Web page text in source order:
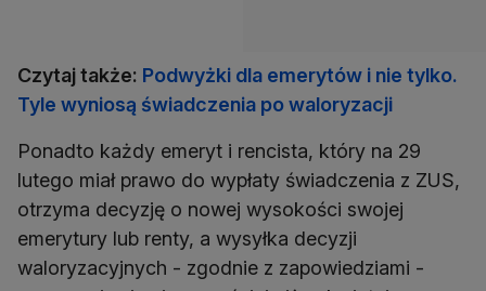
Czytaj także: Podwyżki dla emerytów i nie tylko.
Tyle wyniosą świadczenia po waloryzacji
Ponadto każdy emeryt i rencista, który na 29
lutego miał prawo do wypłaty świadczenia z ZUS,
otrzyma decyzję o nowej wysokości swojej
emerytury lub renty, a wysyłka decyzji
waloryzacyjnych - zgodnie z zapowiedziami -